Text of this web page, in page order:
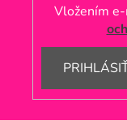
Vložením